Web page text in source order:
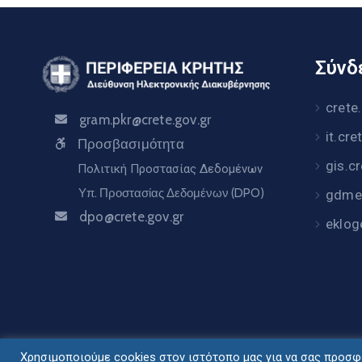
gram.pkr@crete.gov.gr
Προσβασιμότητα
Πολιτική Προστασίας Δεδομένων
Υπ. Προστασίας Δεδομένων (DPO)
dpo@crete.gov.gr
Χρησιμοποιούμε cookies στον ιστότοπο μας για να σας